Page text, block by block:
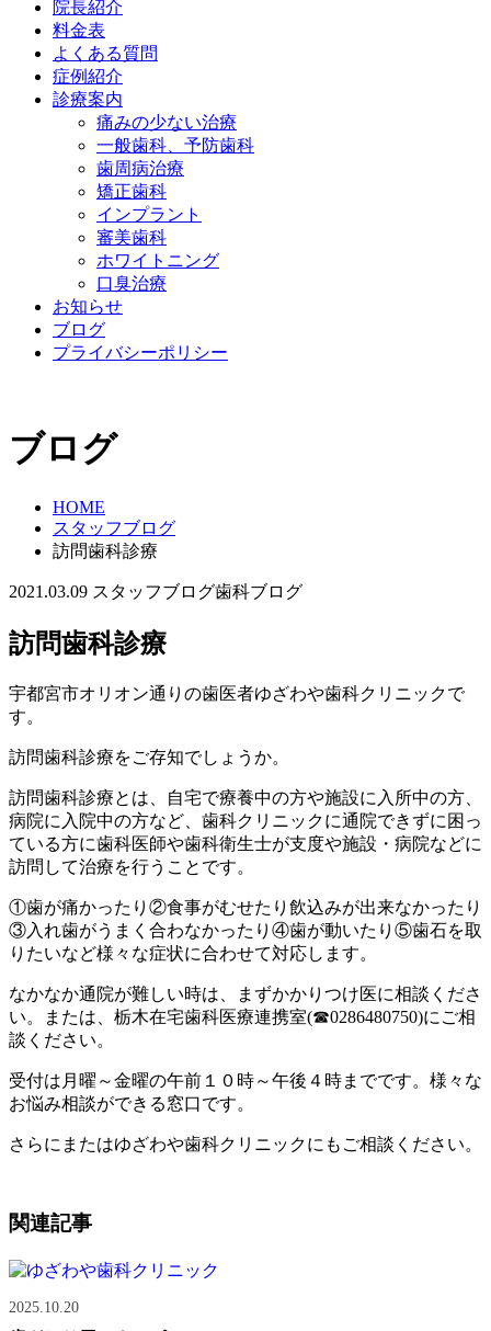
院長紹介
料金表
よくある質問
症例紹介
診療案内
痛みの少ない治療
一般歯科、予防歯科
歯周病治療
矯正歯科
インプラント
審美歯科
ホワイトニング
口臭治療
お知らせ
ブログ
プライバシーポリシー
ブログ
HOME
スタッフブログ
訪問歯科診療
2021.03.09 スタッフブログ歯科ブログ
訪問歯科診療
宇都宮市オリオン通りの歯医者ゆざわや歯科クリニックで
す。
訪問歯科診療をご存知でしょうか。
訪問歯科診療とは、自宅で療養中の方や施設に入所中の方、
病院に入院中の方など、歯科クリニックに通院できずに困っ
ている方に歯科医師や歯科衛生士が支度や施設・病院などに
訪問して治療を行うことです。
①歯が痛かったり②食事がむせたり飲込みが出来なかったり
③入れ歯がうまく合わなかったり④歯が動いたり⑤歯石を取
りたいなど様々な症状に合わせて対応します。
なかなか通院が難しい時は、まずかかりつけ医に相談くださ
い。または、栃木在宅歯科医療連携室(☎0286480750)にご相
談ください。
受付は月曜～金曜の午前１０時～午後４時までです。様々な
お悩み相談ができる窓口です。
さらにまたはゆざわや歯科クリニックにもご相談ください。
関連記事
2025.10.20